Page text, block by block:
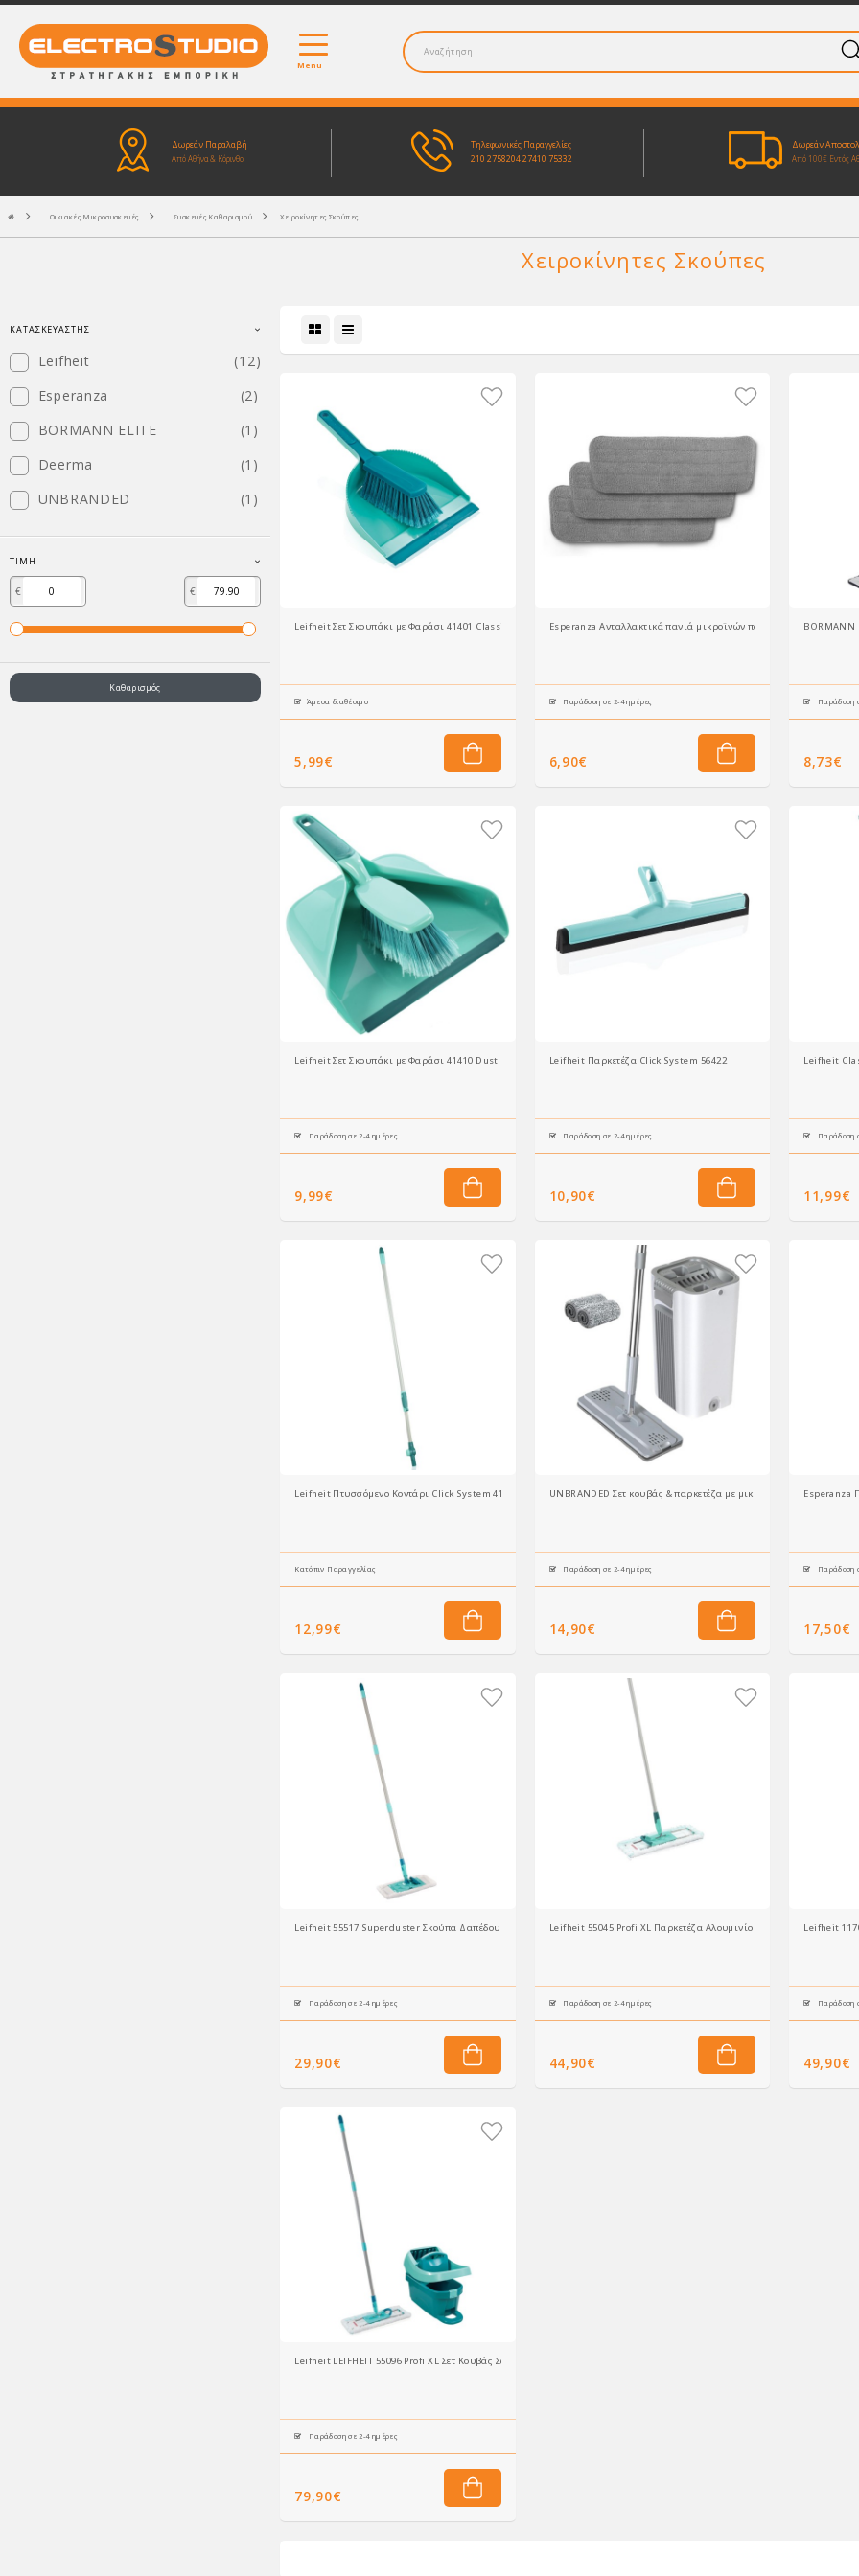
Menu
Δωρεάν Παραλαβή
Από Αθήνα & Κόρινθο
Τηλεφωνικές Παραγγελίες
210 275820427410 75332
Δωρεάν
Από 100€ Εντός
Οικιακές Μικροσυσκευές Συσκευές Καθαρισμού Χειροκίνητες Σκούπες
Χειροκίνητες Σκούπες
ΚΑΤΑΣΚΕΥΑΣΤΉΣ
Leifheit
(12)
Esperanza
(2)
BORMANN ELITE
(1)
Deerma
(1)
UNBRANDED
(1)
ΤΙΜΉ
€ €
Καθαρισμός
Leifheit Σετ Σκουπάκι με Φαράσι 41401 Classic
Άμεσα διαθέσιμο
5,99€
Esperanza Ανταλλακτικά πανιά μικροϊνών παρκετέζας
Παράδοση σε 2-4 ημέρες
6,90€
BORMANN
Παράδοση
8,73€
Leifheit Σετ Σκουπάκι με Φαράσι 41410 Dust Pan
Παράδοση σε 2-4 ημέρες
9,99€
Leifheit Παρκετέζα Click System 56422
Παράδοση σε 2-4 ημέρες
10,90€
Leifheit
Παράδοση
11,99€
Leifheit Πτυσσόμενο Κοντάρι Click System 41522 (110-190cm)
Κατόπιν Παραγγελίας
12,99€
UNBRANDED Σετ κουβάς & παρκετέζα με μικροΐνες CLN-0055,
Παράδοση σε 2-4 ημέρες
14,90€
Esperanza
Παράδοση
17,50€
Leifheit 55517 Superduster Σκούπα Δαπέδου Click System
Παράδοση σε 2-4 ημέρες
29,90€
Leifheit 55045 Profi XL Παρκετέζα Αλουμινίου Click System
Παράδοση σε 2-4 ημέρες
44,90€
Leifheit
Παράδοση
49,90€
Leifheit LEIFHEIT 55096 Profi XL Σετ Κουβάς Σφουγγαρίστρα με Στραγγιστήρι και Ρόδες
Παράδοση σε 2-4 ημέρες
79,90€